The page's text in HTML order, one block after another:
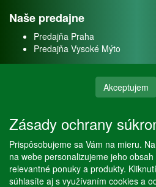
Naše predajne
Predajňa Praha
Predajňa Vysoké Mýto
Naše služby
Servis
Predaj akváriových rýb
Predaj akváriových rastlín
Akceptujem
Zásady ochrany
Prispôsobujeme sa Vám na mieru.
na webe personalizujeme jeho
relevantné ponuky a produkty.
súhlasíte aj s využívaním cookies a